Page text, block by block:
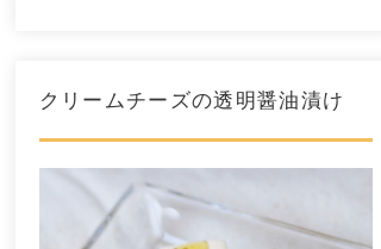
クリームチーズの透明醤油漬け